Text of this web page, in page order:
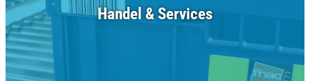
Handel & Services